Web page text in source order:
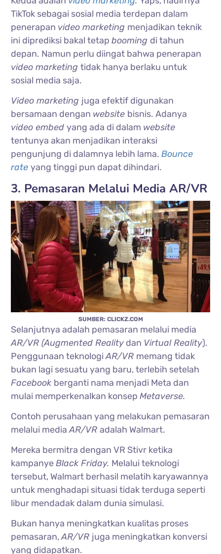
TikTok sebagai sosial media terdepan dalam
penerapan video marketing menjadikan teknik
ini diprediksi bakal tetapbooming di tahun
depan. Namun perlu diingat bahwa penerapan
video marketingtidak hanya berlaku untuk
sosial media saja.
Video marketing juga efektif digunakan
bersamaan dengan website bisnis. Adanya
video embedyang ada di dalam website
tentunya akan menjadikan interaksi
pengunjung di dalamnya lebih lama.Bounce
rate yang tinggi pun dapat dihindari.
3. Pemasaran Melalui Media AR/VR
SUMBER: CLICKZ.COM
Selanjutnya adalah pemasaran melalui media
AR/VR (Augmented Reality dan Virtual Reality).
Penggunaan teknologiAR/VR memang tidak
bukan lagi sesuatu yang baru, terlebih setelah
Facebook berganti nama menjadi Meta dan
mulai memperkenalkan konsepMetaverse.
Contoh perusahaan yang melakukan pemasaran
melalui mediaAR/VRadalah Walmart.
Mereka bermitra dengan VR Stivr ketika
kampanyeBlack Friday. Melalui teknologi
tersebut, Walmart berhasil melatih karyawannya
untuk menghadapi situasi tidak terduga seperti
libur mendadak dalam dunia simulasi.
Bukan hanya meningkatkan kualitas proses
pemasaran,AR/VR juga meningkatkan konversi
yang didapatkan.